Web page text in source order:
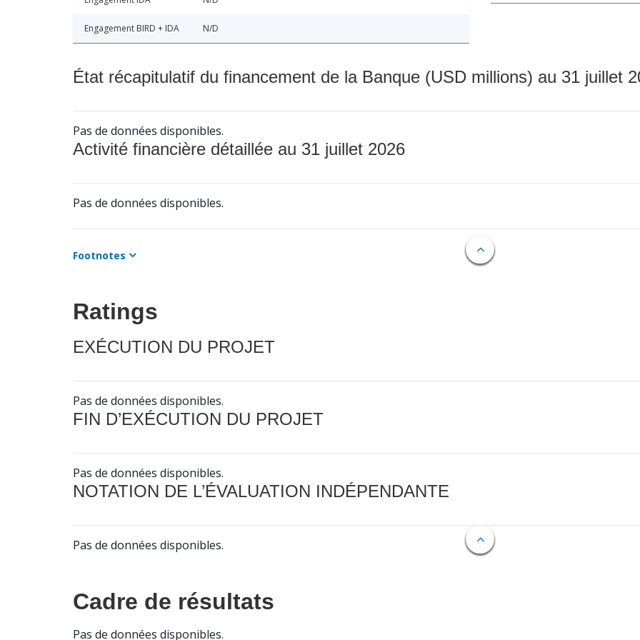
Engagement BIRD + IDA N/D
État récapitulatif du financement de la Banque (USD millions) au 31 juillet
Pas de données disponibles.
Activité financière détaillée au 31 juillet 2026
Pas de données disponibles.
Footnotes
Ratings
EXÉCUTION DU PROJET
Pas de données disponibles.
FIN D’EXÉCUTION DU PROJET
Pas de données disponibles.
NOTATION DE L’ÉVALUATION INDÉPENDANTE
Pas de données disponibles.
Cadre de résultats
Pas de données disponibles.